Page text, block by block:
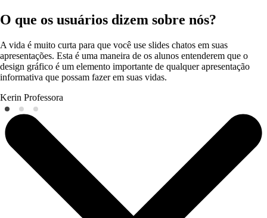
O que os usuários dizem sobre nós?
A vida é muito curta para que você use slides chatos em suas
apresentações. Esta é uma maneira de os alunos entenderem que o
design gráfico é um elemento importante de qualquer apresentação
informativa que possam fazer em suas vidas.
Kerin Professora